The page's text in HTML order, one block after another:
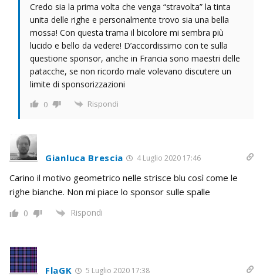
Credo sia la prima volta che venga “stravolta” la tinta
unita delle righe e personalmente trovo sia una bella
mossa! Con questa trama il bicolore mi sembra più
lucido e bello da vedere! D’accordissimo con te sulla
questione sponsor, anche in Francia sono maestri delle
patacche, se non ricordo male volevano discutere un
limite di sponsorizzazioni
0 Rispondi
Gianluca Brescia 4 Luglio 2020 17:46
Carino il motivo geometrico nelle strisce blu così come le
righe bianche. Non mi piace lo sponsor sulle spalle
0 Rispondi
FlaGK 5 Luglio 2020 17:38